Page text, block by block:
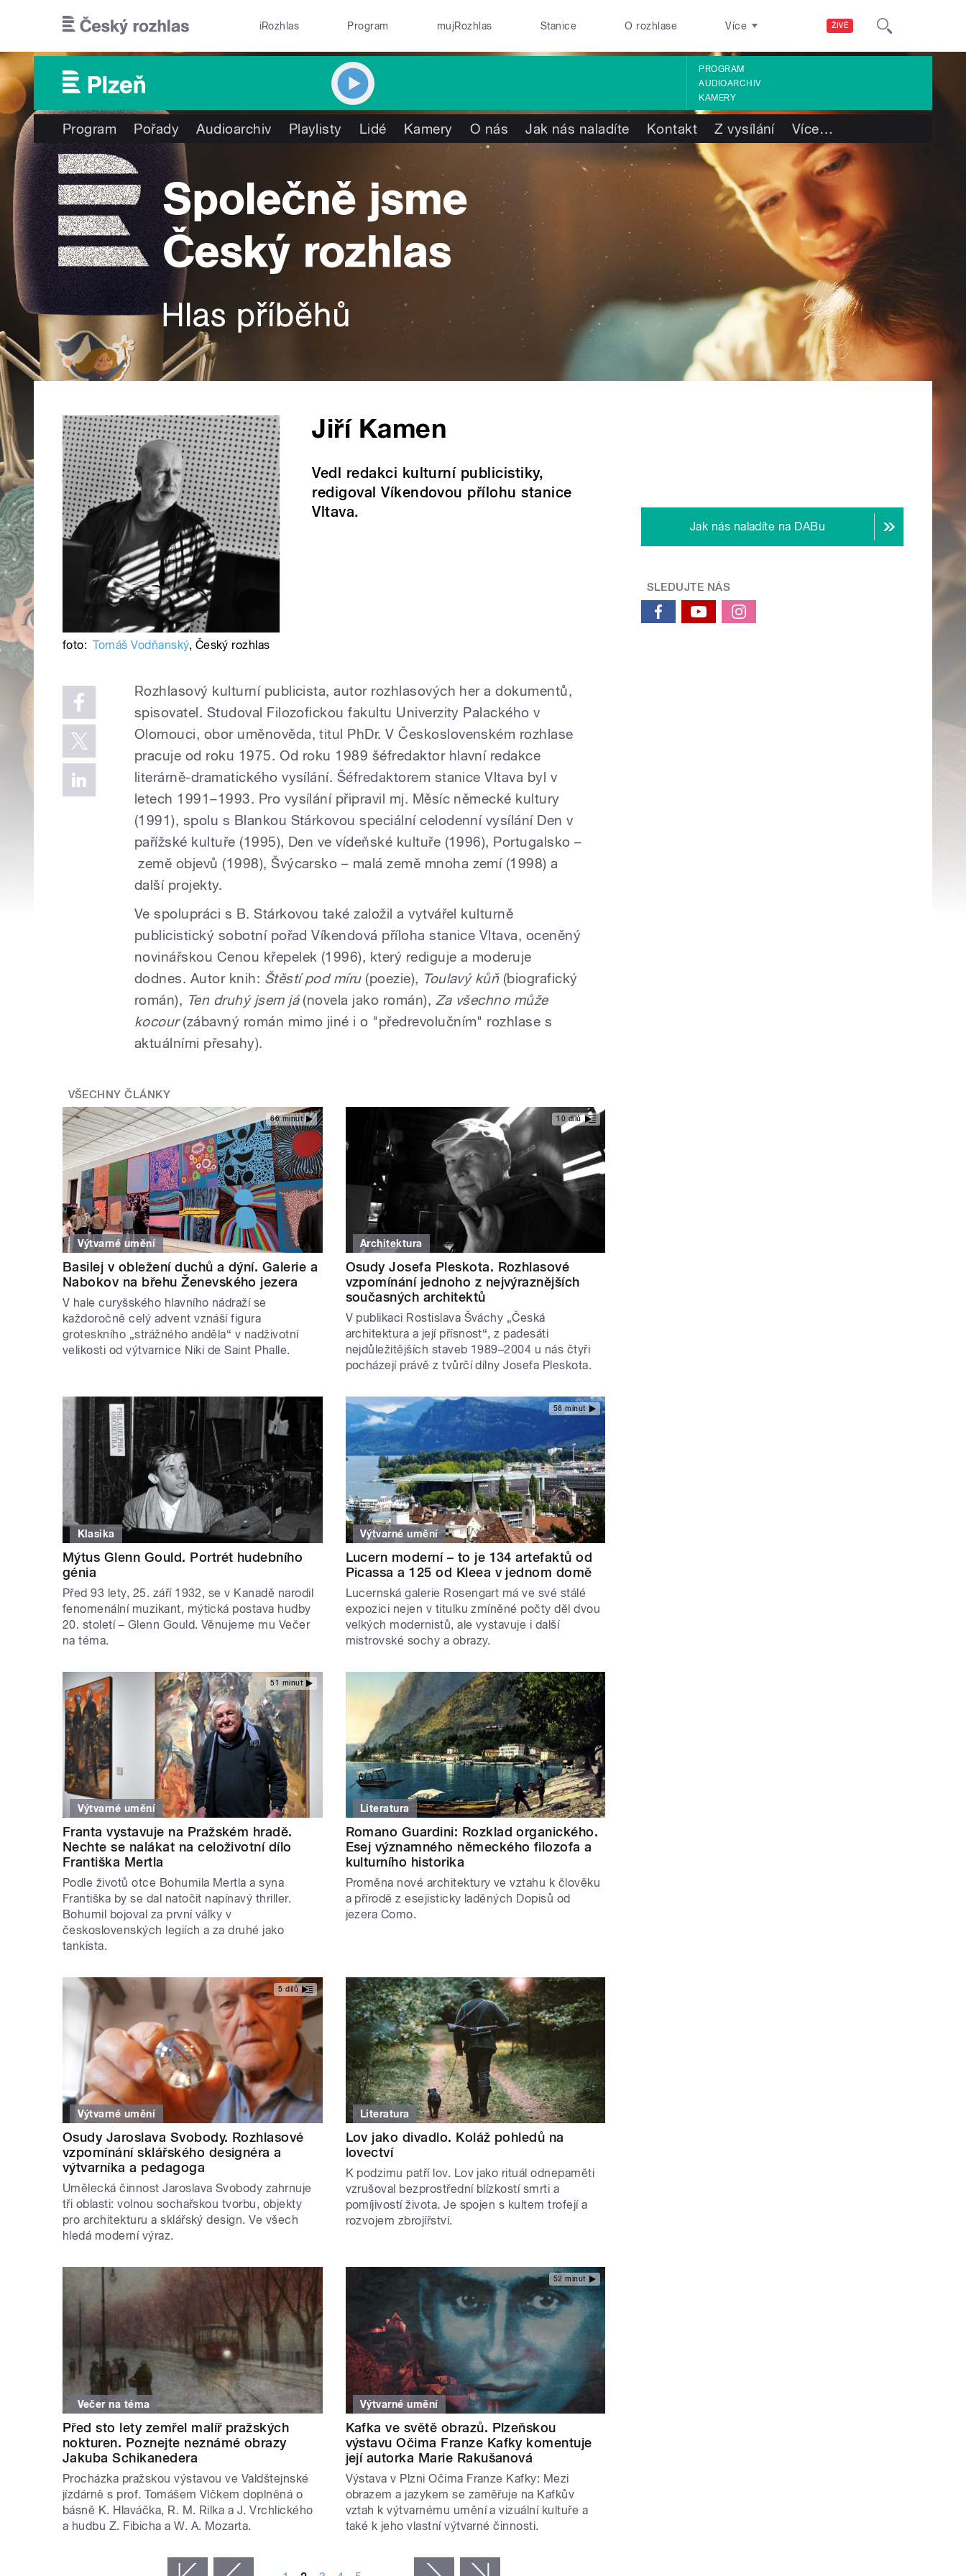
ŽIVĚ
iRozhlas Program mujRozhlas Stanice O rozhlase Více
PROGRAM
AUDIOARCHIV
KAMERY
Program Pořady Audioarchiv Playlisty Lidé Kamery O nás Jak nás naladíte Kontakt Z vysílání Více…
Jiří Kamen
Vedl redakci kulturní publicistiky,
redigoval Víkendovou přílohu stanice
Vltava.
foto: Tomáš Vodňanský, Český rozhlas
Rozhlasový kulturní publicista, autor rozhlasových her a dokumentů,
spisovatel. Studoval Filozofickou fakultu Univerzity Palackého v
Olomouci, obor uměnověda, titul PhDr. V Československém rozhlase
pracuje od roku 1975. Od roku 1989 šéfredaktor hlavní redakce
literárně-dramatického vysílání. Šéfredaktorem stanice Vltava byl v
letech 1991–1993. Pro vysílání připravil mj. Měsíc německé kultury
(1991), spolu s Blankou Stárkovou speciální celodenní vysílání Den v
pařížské kultuře (1995), Den ve vídeňské kultuře (1996), Portugalsko –
země objevů (1998), Švýcarsko – malá země mnoha zemí (1998) a
další projekty.
Ve spolupráci s B. Stárkovou také založil a vytvářel kulturně
publicistický sobotní pořad Víkendová příloha stanice Vltava, oceněný
novinářskou Cenou křepelek (1996), který rediguje a moderuje
dodnes. Autor knih: Štěstí pod míru(poezie), Toulavý kůň(biografický
román), Ten druhý jsem já(novela jako román), Za všechno může
kocour(zábavný román mimo jiné i o "předrevolučním" rozhlase s
aktuálními přesahy).
VŠECHNY ČLÁNKY
66 minut
Výtvarné umění
Basilej v obležení duchů a dýní. Galerie a
Nabokov na břehu Ženevského jezera
V hale curyšského hlavního nádraží se
každoročně celý advent vznáší figura
groteskního „strážného anděla“ v nadživotní
velikosti od výtvarnice Niki de Saint Phalle.
10 dílů
Architektura
Osudy Josefa Pleskota. Rozhlasové
vzpomínání jednoho z nejvýraznějších
současných architektů
V publikaci Rostislava Šváchy „Česká
architektura a její přísnost“, z padesáti
nejdůležitějších staveb 1989–2004 u nás čtyři
pocházejí právě z tvůrčí dílny Josefa Pleskota.
Klasika
Mýtus Glenn Gould. Portrét hudebního
génia
Před 93 lety, 25. září 1932, se v Kanadě narodil
fenomenální muzikant, mýtická postava hudby
20. století – Glenn Gould. Věnujeme mu Večer
na téma.
58 minut
Výtvarné umění
Lucern moderní – to je 134 artefaktů od
Picassa a 125 od Kleea v jednom domě
Lucernská galerie Rosengart má ve své stálé
expozici nejen v titulku zmíněné počty děl dvou
velkých modernistů, ale vystavuje i další
mistrovské sochy a obrazy.
51 minut
Výtvarné umění
Franta vystavuje na Pražském hradě.
Nechte se nalákat na celoživotní dílo
Františka Mertla
Podle životů otce Bohumila Mertla a syna
Františka by se dal natočit napínavý thriller.
Bohumil bojoval za první války v
československých legiích a za druhé jako
tankista.
Literatura
Romano Guardini: Rozklad organického.
Esej významného německého filozofa a
kulturního historika
Proměna nové architektury ve vztahu k člověku
a přírodě z esejisticky laděných Dopisů od
jezera Como.
5 dílů
Výtvarné umění
Osudy Jaroslava Svobody. Rozhlasové
vzpomínání sklářského designéra a
výtvarníka a pedagoga
Umělecká činnost Jaroslava Svobody zahrnuje
tři oblasti: volnou sochařskou tvorbu, objekty
pro architekturu a sklářský design. Ve všech
hledá moderní výraz.
Literatura
Lov jako divadlo. Koláž pohledů na
lovectví
K podzimu patří lov. Lov jako rituál odnepaměti
vzrušoval bezprostřední blízkostí smrti a
pomíjivostí života. Je spojen s kultem trofejí a
rozvojem zbrojířství.
Večer na téma
Před sto lety zemřel malíř pražských
nokturen. Poznejte neznámé obrazy
Jakuba Schikanedera
Procházka pražskou výstavou ve Valdštejnské
jízdárně s prof. Tomášem Vlčkem doplněná o
básně K. Hlaváčka, R. M. Rilka a J. Vrchlického
a hudbu Z. Fibicha a W. A. Mozarta.
52 minut
Výtvarné umění
Kafka ve světě obrazů. Plzeňskou
výstavu Očima Franze Kafky komentuje
její autorka Marie Rakušanová
Výstava v Plzni Očima Franze Kafky: Mezi
obrazem a jazykem se zaměřuje na Kafkův
vztah k výtvarnému umění a vizuální kultuře a
také k jeho vlastní výtvarné činnosti.
Jak nás naladíte na DABu
SLEDUJTE NÁS